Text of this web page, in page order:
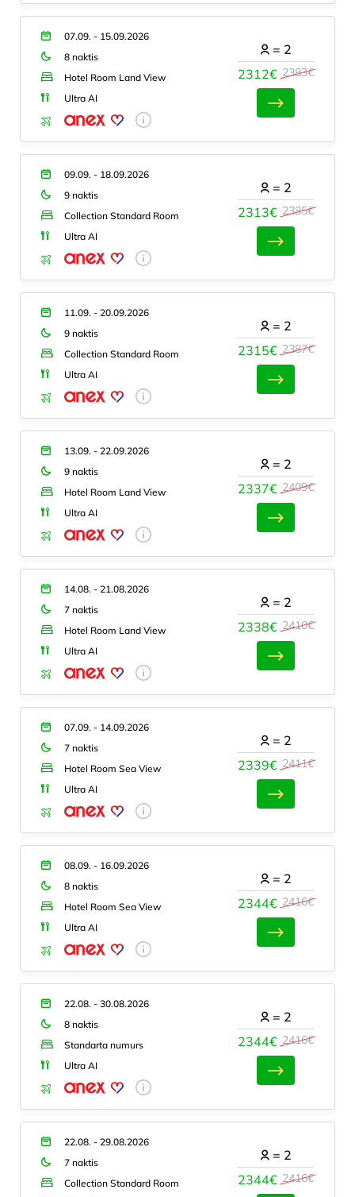
07.09. - 15.09.2026
8 naktis
Hotel Room Land View
Ultra AI
2312€ 2383€
= 2
09.09. - 18.09.2026
9 naktis
Collection Standard Room
Ultra AI
2313€ 2385€
= 2
11.09. - 20.09.2026
9 naktis
Collection Standard Room
Ultra AI
2315€ 2387€
= 2
13.09. - 22.09.2026
9 naktis
Hotel Room Land View
Ultra AI
2337€ 2409€
= 2
14.08. - 21.08.2026
7 naktis
Hotel Room Land View
Ultra AI
2338€ 2410€
= 2
07.09. - 14.09.2026
7 naktis
Hotel Room Sea View
Ultra AI
2339€ 2411€
= 2
08.09. - 16.09.2026
8 naktis
Hotel Room Sea View
Ultra AI
2344€ 2416€
= 2
22.08. - 30.08.2026
8 naktis
Standarta numurs
Ultra AI
2344€ 2416€
= 2
22.08. - 29.08.2026
7 naktis
Collection Standard Room
2344€ 2416€
= 2